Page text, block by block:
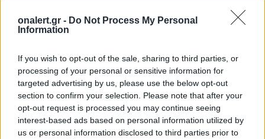
onalert.gr - Do Not Process My Personal
Information
If you wish to opt-out of the sale, sharing to third parties, or
processing of your personal or sensitive information for
targeted advertising by us, please use the below opt-out
section to confirm your selection. Please note that after your
opt-out request is processed you may continue seeing
interest-based ads based on personal information utilized by
us or personal information disclosed to third parties prior to
Πειρατεία Λογισμικού 2011.